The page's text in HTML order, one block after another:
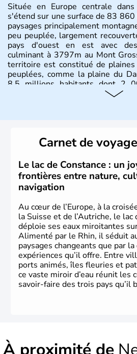
Située en Europe centrale
s'étend sur une surface de 83
paysages principalement
peu peuplée, largement
pays d'ouest en est avec
culminant à 3797m au Mont
territoire est constitué de
peuplées, comme la plaine du
8.5 millions habitants dont 2
compte aujourd'hui plus de 8
L'Autriche a donné naissance à
Mozart, Schubert, le
Schneider, Arnold
Gustav Mahler font partie
marquants de ces dernières
Carnet de voyage
Le lac de Constance : un
frontières entre nature,
navigation
Au cœur de l’Europe, à la
la Suisse et de l’Autriche, le lac
déploie ses eaux miroitantes
Alimenté par le Rhin, il séduit
paysages changeants que par
expériences qu’il offre. Entre
ports animés, îles fleuries et
ce vaste miroir d’eau réunit les
savoir-faire des trois pays qu’il